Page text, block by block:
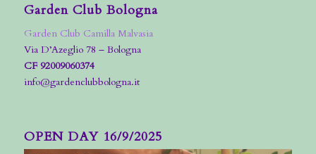
Garden Club Bologna
Garden Club Camilla Malvasia
Via D’Azeglio 78 – Bologna
CF 92009060374
info@gardenclubbologna.it
OPEN DAY 16/9/2025